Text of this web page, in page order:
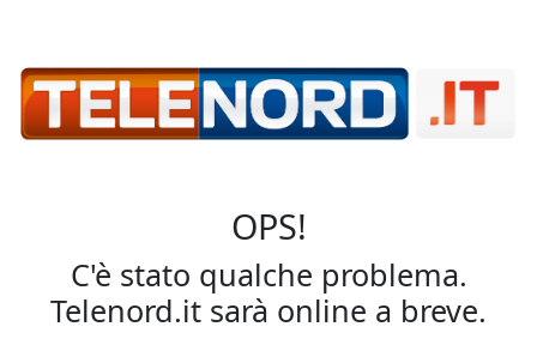
OPS!
C'è stato qualche problema.
Telenord.it sarà online a breve.